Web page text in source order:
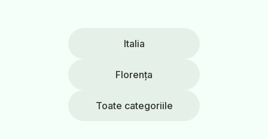
Italia
Florența
Toate categoriile